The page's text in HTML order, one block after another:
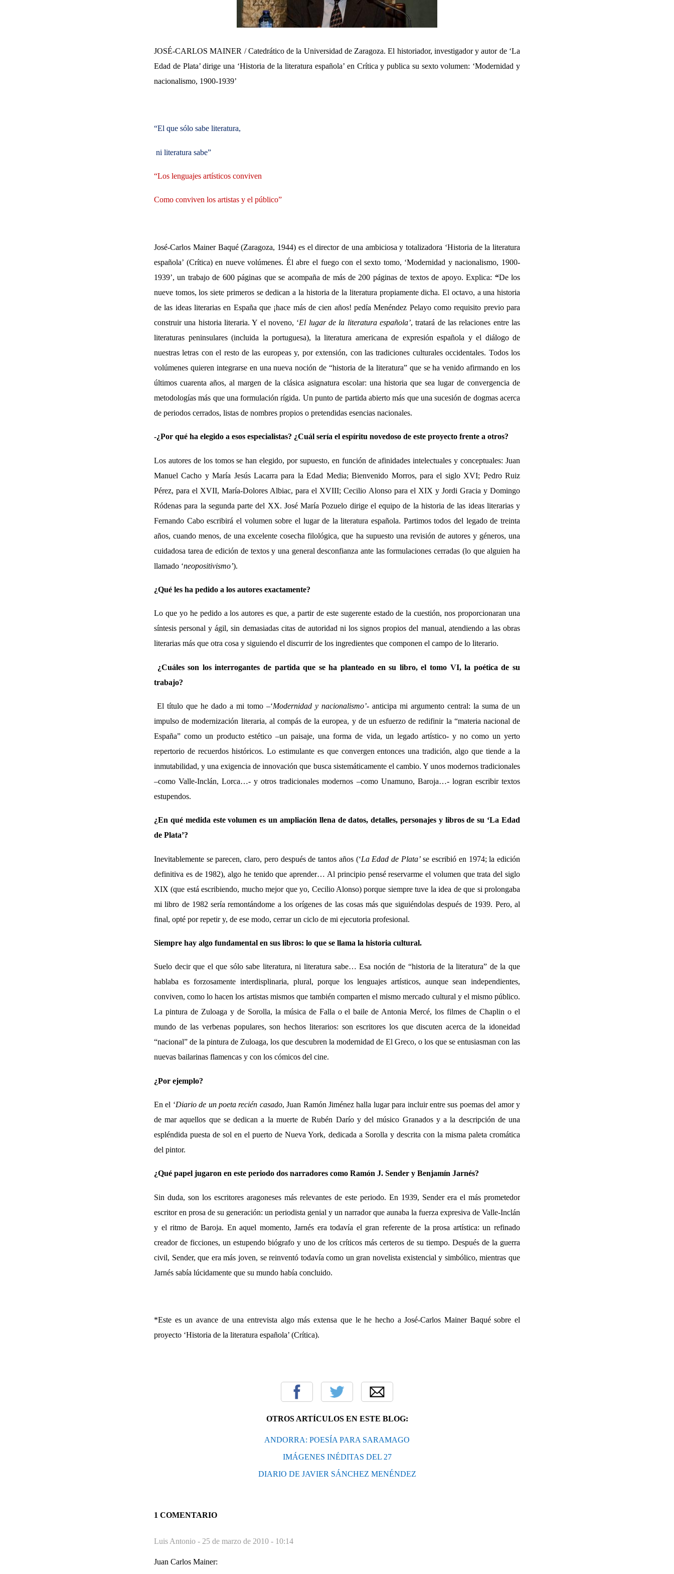
JOSÉ-CARLOS MAINER / Catedrático de la Universidad de Zaragoza. El historiador, investigador y autor de ‘La
Edad de Plata’ dirige una ‘Historia de la literatura española’ en Crítica y publica su sexto volumen: ‘Modernidad y
nacionalismo, 1900-1939’
“El que sólo sabe literatura,
ni literatura sabe”
“Los lenguajes artísticos conviven
Como conviven los artistas y el público”
José-Carlos Mainer Baqué (Zaragoza, 1944) es el director de una ambiciosa y totalizadora ‘Historia de la literatura
española’ (Crítica) en nueve volúmenes. Él abre el fuego con el sexto tomo, ‘Modernidad y nacionalismo, 1900-
1939’, un trabajo de 600 páginas que se acompaña de más de 200 páginas de textos de apoyo. Explica: “De los
nueve tomos, los siete primeros se dedican a la historia de la literatura propiamente dicha. El octavo, a una historia
de las ideas literarias en España que ¡hace más de cien años! pedía Menéndez Pelayo como requisito previo para
construir una historia literaria. Y el noveno, ‘El lugar de la literatura española’, tratará de las relaciones entre las
literaturas peninsulares (incluida la portuguesa), la literatura americana de expresión española y el diálogo de
nuestras letras con el resto de las europeas y, por extensión, con las tradiciones culturales occidentales. Todos los
volúmenes quieren integrarse en una nueva noción de “historia de la literatura” que se ha venido afirmando en los
últimos cuarenta años, al margen de la clásica asignatura escolar: una historia que sea lugar de convergencia de
metodologías más que una formulación rígida. Un punto de partida abierto más que una sucesión de dogmas acerca
de periodos cerrados, listas de nombres propios o pretendidas esencias nacionales.
-¿Por qué ha elegido a esos especialistas? ¿Cuál sería el espíritu novedoso de este proyecto frente a otros?
Los autores de los tomos se han elegido, por supuesto, en función de afinidades intelectuales y conceptuales: Juan
Manuel Cacho y María Jesús Lacarra para la Edad Media; Bienvenido Morros, para el siglo XVI; Pedro Ruiz
Pérez, para el XVII, María-Dolores Albiac, para el XVIII; Cecilio Alonso para el XIX y Jordi Gracia y Domingo
Ródenas para la segunda parte del XX. José María Pozuelo dirige el equipo de la historia de las ideas literarias y
Fernando Cabo escribirá el volumen sobre el lugar de la literatura española. Partimos todos del legado de treinta
años, cuando menos, de una excelente cosecha filológica, que ha supuesto una revisión de autores y géneros, una
cuidadosa tarea de edición de textos y una general desconfianza ante las formulaciones cerradas (lo que alguien ha
llamado ‘neopositivismo’).
¿Qué les ha pedido a los autores exactamente?
Lo que yo he pedido a los autores es que, a partir de este sugerente estado de la cuestión, nos proporcionaran una
síntesis personal y ágil, sin demasiadas citas de autoridad ni los signos propios del manual, atendiendo a las obras
literarias más que otra cosa y siguiendo el discurrir de los ingredientes que componen el campo de lo literario.
¿Cuáles son los interrogantes de partida que se ha planteado en su libro, el tomo VI, la poética de su
trabajo?
El título que he dado a mi tomo –‘Modernidad y nacionalismo’- anticipa mi argumento central: la suma de un
impulso de modernización literaria, al compás de la europea, y de un esfuerzo de redifinir la “materia nacional de
España” como un producto estético –un paisaje, una forma de vida, un legado artístico- y no como un yerto
repertorio de recuerdos históricos. Lo estimulante es que convergen entonces una tradición, algo que tiende a la
inmutabilidad, y una exigencia de innovación que busca sistemáticamente el cambio. Y unos modernos tradicionales
–como Valle-Inclán, Lorca…- y otros tradicionales modernos –como Unamuno, Baroja…- logran escribir textos
estupendos.
¿En qué medida este volumen es un ampliación llena de datos, detalles, personajes y libros de su ‘La Edad
de Plata’?
Inevitablemente se parecen, claro, pero después de tantos años (‘La Edad de Plata’se escribió en 1974; la edición
definitiva es de 1982), algo he tenido que aprender… Al principio pensé reservarme el volumen que trata del siglo
XIX (que está escribiendo, mucho mejor que yo, Cecilio Alonso) porque siempre tuve la idea de que si prolongaba
mi libro de 1982 sería remontándome a los orígenes de las cosas más que siguiéndolas después de 1939. Pero, al
final, opté por repetir y, de ese modo, cerrar un ciclo de mi ejecutoria profesional.
Siempre hay algo fundamental en sus libros: lo que se llama la historia cultural.
Suelo decir que el que sólo sabe literatura, ni literatura sabe… Esa noción de “historia de la literatura” de la que
hablaba es forzosamente interdisplinaria, plural, porque los lenguajes artísticos, aunque sean independientes,
conviven, como lo hacen los artistas mismos que también comparten el mismo mercado cultural y el mismo público.
La pintura de Zuloaga y de Sorolla, la música de Falla o el baile de Antonia Mercé, los filmes de Chaplin o el
mundo de las verbenas populares, son hechos literarios: son escritores los que discuten acerca de la idoneidad
“nacional” de la pintura de Zuloaga, los que descubren la modernidad de El Greco, o los que se entusiasman con las
nuevas bailarinas flamencas y con los cómicos del cine.
¿Por ejemplo?
En el ‘Diario de un poeta recién casado, Juan Ramón Jiménez halla lugar para incluir entre sus poemas del amor y
de mar aquellos que se dedican a la muerte de Rubén Darío y del músico Granados y a la descripción de una
espléndida puesta de sol en el puerto de Nueva York, dedicada a Sorolla y descrita con la misma paleta cromática
del pintor.
¿Qué papel jugaron en este periodo dos narradores como Ramón J. Sender y Benjamín Jarnés?
Sin duda, son los escritores aragoneses más relevantes de este periodo. En 1939, Sender era el más prometedor
escritor en prosa de su generación: un periodista genial y un narrador que aunaba la fuerza expresiva de Valle-Inclán
y el ritmo de Baroja. En aquel momento, Jarnés era todavía el gran referente de la prosa artística: un refinado
creador de ficciones, un estupendo biógrafo y uno de los críticos más certeros de su tiempo. Después de la guerra
civil, Sender, que era más joven, se reinventó todavía como un gran novelista existencial y simbólico, mientras que
Jarnés sabía lúcidamente que su mundo había concluido.
*Este es un avance de una entrevista algo más extensa que le he hecho a José-Carlos Mainer Baqué sobre el
proyecto ‘Historia de la literatura española’ (Crítica).
OTROS ARTÍCULOS EN ESTE BLOG:
ANDORRA: POESÍA PARA SARAMAGO
IMÁGENES INÉDITAS DEL 27
DIARIO DE JAVIER SÁNCHEZ MENÉNDEZ
1 COMENTARIO
Luis Antonio - 25 de marzo de 2010 - 10:14
Juan Carlos Mainer: